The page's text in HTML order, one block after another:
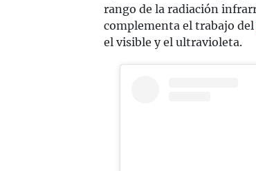
rango de la radiación
complementa el trabajo del
el visible y el ultravioleta.